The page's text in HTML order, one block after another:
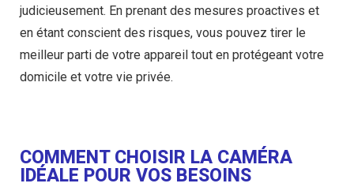
judicieusement. En prenant des mesures proactives et
en étant conscient des risques, vous pouvez tirer le
meilleur parti de votre appareil tout en protégeant votre
domicile et votre vie privée.
COMMENT CHOISIR LA CAMÉRA
IDÉALE POUR VOS BESOINS